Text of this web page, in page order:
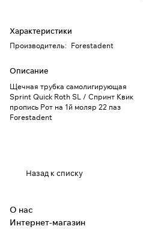
Характеристики
Производитель: Forestadent
Описание
Щечная трубка самолигирующая
Sprint Quick Roth SL / Спринт Квик
пропись Рот на 1й моляр 22 паз
Forestadent
Назад к списку
О нас
Интернет-магазин